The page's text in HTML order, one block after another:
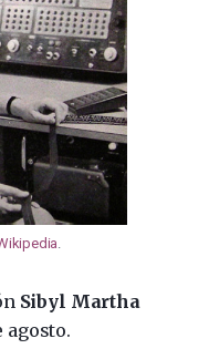
Sibyl Martha
agosto.